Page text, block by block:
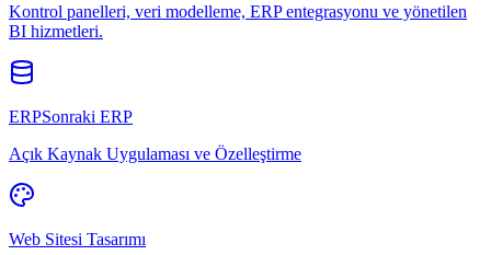
Kontrol panelleri, veri modelleme, ERP entegrasyonu ve yönetilen
BI hizmetleri.
ERPSonraki ERP
Açık Kaynak Uygulaması ve Özelleştirme
Web Sitesi Tasarımı